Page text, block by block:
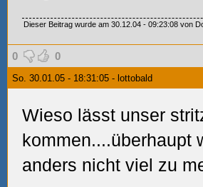
Dieser Beitrag wurde am 30.12.04 - 09:23:08 von
0 0
So. 30.01.05 - 18:31:05 - lottobald
Wieso lässt unser
kommen....überhaupt
anders nicht viel zu